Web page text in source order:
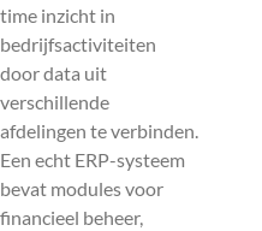
time inzicht in
bedrijfsactiviteiten
door data uit
verschillende
afdelingen te verbinden.
Een echt ERP-systeem
bevat modules voor
financieel beheer,